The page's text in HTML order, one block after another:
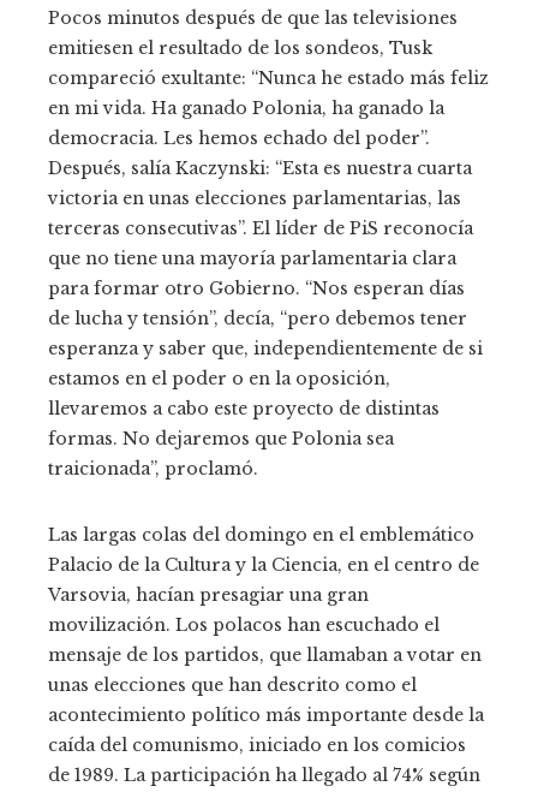
Pocos minutos después de que las televisiones
emitiesen el resultado de los sondeos, Tusk
compareció exultante: “Nunca he estado más feliz
en mi vida. Ha ganado Polonia, ha ganado la
democracia. Les hemos echado del poder”.
Después, salía Kaczynski: “Esta es nuestra cuarta
victoria en unas elecciones parlamentarias, las
terceras consecutivas”. El líder de PiS reconocía
que no tiene una mayoría parlamentaria clara
para formar otro Gobierno. “Nos esperan días
de lucha y tensión”, decía, “pero debemos tener
esperanza y saber que, independientemente de si
estamos en el poder o en la oposición,
llevaremos a cabo este proyecto de distintas
formas. No dejaremos que Polonia sea
traicionada”, proclamó.
Las largas colas del domingo en el emblemático
Palacio de la Cultura y la Ciencia, en el centro de
Varsovia, hacían presagiar una gran
movilización. Los polacos han escuchado el
mensaje de los partidos, que llamaban a votar en
unas elecciones que han descrito como el
acontecimiento político más importante desde la
caída del comunismo, iniciado en los comicios
de 1989. La participación ha llegado al 74% según